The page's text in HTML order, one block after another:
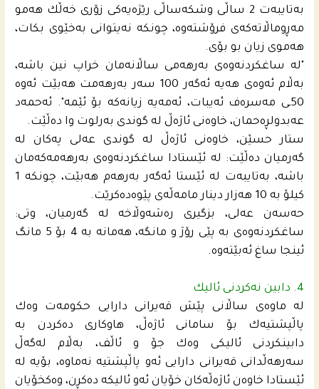
به‌تایبه‌ت 2 ساڵى وشكه‌ساڵى رێژه‌یه‌كى زۆرى خه‌ڵك هه‌مو
مه‌ڕوماڵاته‌كه‌ى فرۆشته‌وه‌، چونكه‌ نه‌یتوانى به‌خێوى بكات،
هه‌موى زیان بو بۆى.
"له‌ ساغكردنه‌وه‌ى به‌رهه‌مى ساڵانه‌مان خراپ نین باشه‌،
به‌ڵام ئه‌وه‌ى هه‌یه‌ ئه‌گه‌ر 100 سه‌ر به‌رهه‌مت هه‌بێت ئه‌وه‌
50ـى مه‌سره‌ف ئه‌یبات، ئه‌مه‌یه‌ زیانه‌كه‌ بۆ ئێمه‌". ئه‌حمه‌د
عه‌بدولڕه‌حمان، خاوه‌نى ئاژه‌ڵ له‌ گوندى به‌رلوت وا ده‌ڵێت.
ستار حسێن، خاوه‌نى ئاژه‌ڵ له‌ گوندى عه‌لى په‌كان له‌
گه‌رمیان ده‌ڵێت: له‌ ئێستادا ساغكردنه‌وه‌ى به‌رهه‌مه‌كه‌مان
باشه‌، به‌تایبه‌ت له‌ ئێستا ئه‌گه‌ر به‌رهه‌م هه‌بێت، چونكه‌ 1
كیلۆ به‌ 10 هه‌زار دینار مامه‌ڵه‌ى پێوه‌ده‌كرێت.
حەسەن عه‌لى، بزگیرى ره‌شه‌وڵاخه‌ له‌ گه‌رمیان، وتى:
ساغكردنه‌وه‌ى به‌ پێى رۆژ و مانگه‌، هه‌مانه‌ به‌ 4 بۆ 5 مانگ
ئینجا ساغ ئه‌بێته‌وه‌.
4. دابین نه‌كردنى ئالیك
له‌ ماوه‌ى ساڵانى پێش قه‌یرانى دارایی حكومه‌ت وه‌ك
پاڵپشتیه‌ك بۆ سامانى ئاژه‌ڵ، هاوكارى ده‌كردن به‌
دابینكردنى ئالیكى وه‌ك جۆ و ئاڵف، به‌ڵام له‌گه‌ڵ
سه‌رهه‌ڵدانى قه‌یرانى دارایی ئه‌و پاڵپشتیه‌ نه‌ماوه‌، بۆیه‌ له‌
ئێستادا خاوه‌ن ئاژه‌ڵه‌كان خۆیان ئه‌و ئالیكه‌ ده‌كڕن، وه‌كخۆیان